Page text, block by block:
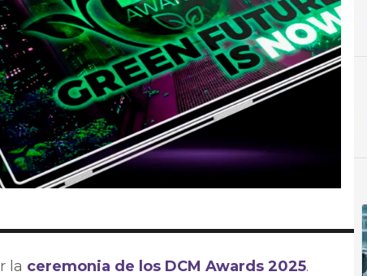
la ceremonia de los DCM Awards 2025.